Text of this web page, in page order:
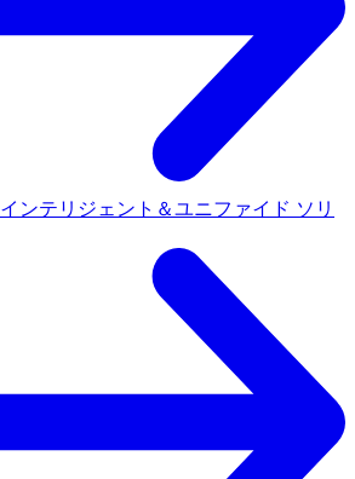
インテリジェント＆ユニファイド ソリ